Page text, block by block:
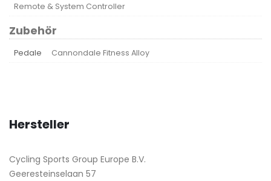
Remote & System Controller
Zubehör
Pedale Cannondale Fitness Alloy
Hersteller
Cycling Sports Group Europe B.V.
Geeresteinselaan 57